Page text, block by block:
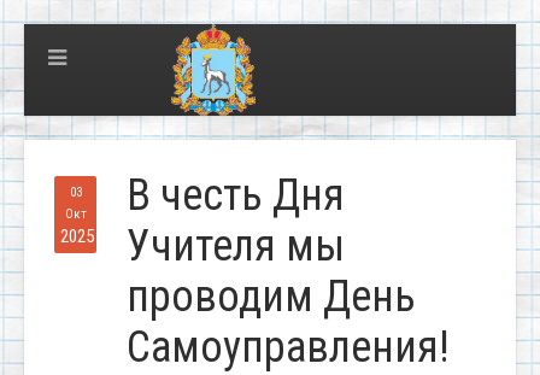
03
Окт
2025
В честь Дня
Учителя мы
проводим День
Самоуправления!